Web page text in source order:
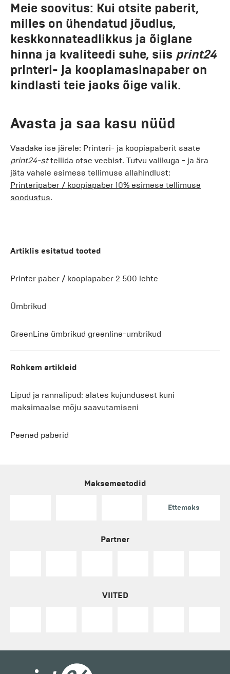
Meie soovitus: Kui otsite paberit,
milles on ühendatud jõudlus,
keskkonnateadlikkus ja õiglane
hinna ja kvaliteedi suhe, siis print24
printeri- ja koopiamasinapaber on
kindlasti teie jaoks õige valik.
Avasta ja saa kasu nüüd
Vaadake ise järele: Printeri- ja koopiapaberit saate
print24-sttellida otse veebist. Tutvu valikuga - ja ära
jäta vahele esimese tellimuse allahindlust:
Printeripaber / koopiapaber 10% esimese tellimuse
soodustus.
Artiklis esitatud tooted
Printer paber / koopiapaber 2 500 lehte
Ümbrikud
GreenLine ümbrikud greenline-umbrikud
Rohkem artikleid
Lipud ja rannalipud: alates kujundusest kuni
maksimaalse mõju saavutamiseni
Peened paberid
Maksemeetodid
Ettemaks
Partner
VIITED